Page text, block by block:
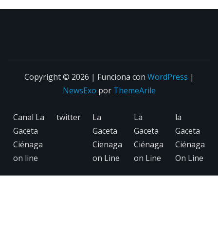
Copyright © 2026 | Funciona con WordPress |
NewsExo por ThemeArile
Canal La
Gaceta
Ciénaga
on line
twitter
La
Gaceta
Cienaga
on Line
La
Gaceta
Ciénaga
on Line
la
Gaceta
Ciénaga
On Line